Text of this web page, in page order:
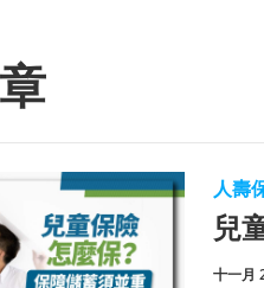
人壽
兒
十一月